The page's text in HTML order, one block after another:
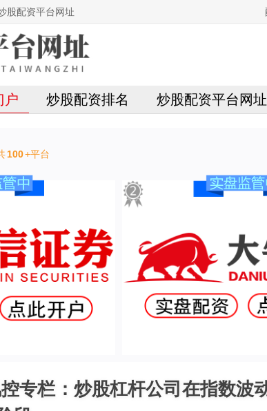
股配资平台网址
户 炒股配资排名 炒股配资平台网址
100+平台
专栏：炒股杠杆公司在指数波